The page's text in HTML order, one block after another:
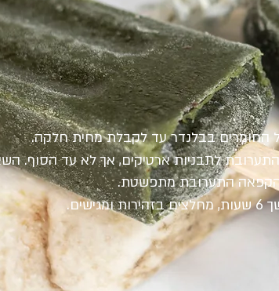
החומרים בבלנדר עד לקבלת מחית חלקה.
לתבניות ארטיקים, אך לא עד הסוף.
התערובת מתפשטת.